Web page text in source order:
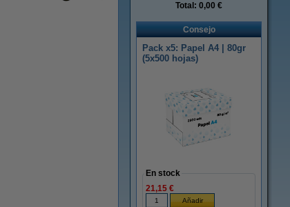
Total: 0,00 €
Consejo
Pack x5: Papel A4 | 80gr
(5x500 hojas)
En stock
21,15 €